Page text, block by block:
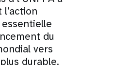
du
vers
durable.